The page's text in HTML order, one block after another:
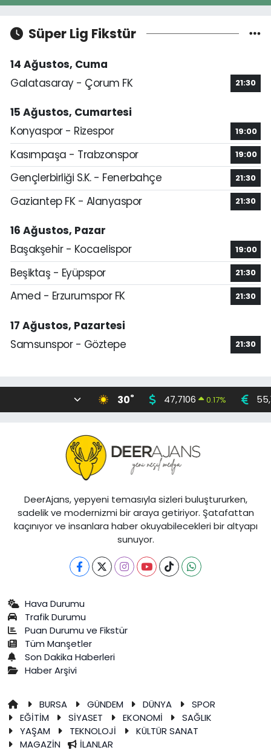
Süper Lig Fikstür
14 Ağustos, Cuma
Galatasaray - Çorum FK
21:30
15 Ağustos, Cumartesi
Konyaspor - Rizespor
19:00
Kasımpaşa - Trabzonspor 19:00
Gençlerbirliği S.K. - Fenerbahçe 21:30
Gaziantep FK - Alanyaspor 21:30
16 Ağustos, Pazar
Başakşehir - Kocaelispor
19:00
Beşiktaş - Eyüpspor 21:30
Amed - Erzurumspor FK 21:30
17 Ağustos, Pazartesi
Samsunspor - Göztepe
21:30
30° 47,7106 0.17%
DeerAjans, yepyeni temasıyla sizleri buluştururken,
sadelik ve modernizmi bir araya getiriyor. Şatafattan
kaçınıyor ve insanlara haber okuyabilecekleri bir altyapı
sunuyor.
Hava Durumu
Trafik Durumu
Puan Durumu ve Fikstür
Tüm Manşetler
Son Dakika Haberleri
Haber Arşivi
BURSA GÜNDEM DÜNYA
SPOR
EĞİTİM
SİYASET EKONOMİ
SAĞLIK
YAŞAM
TEKNOLOJİ
KÜLTÜR SANAT
MAGAZİN
İLANLAR